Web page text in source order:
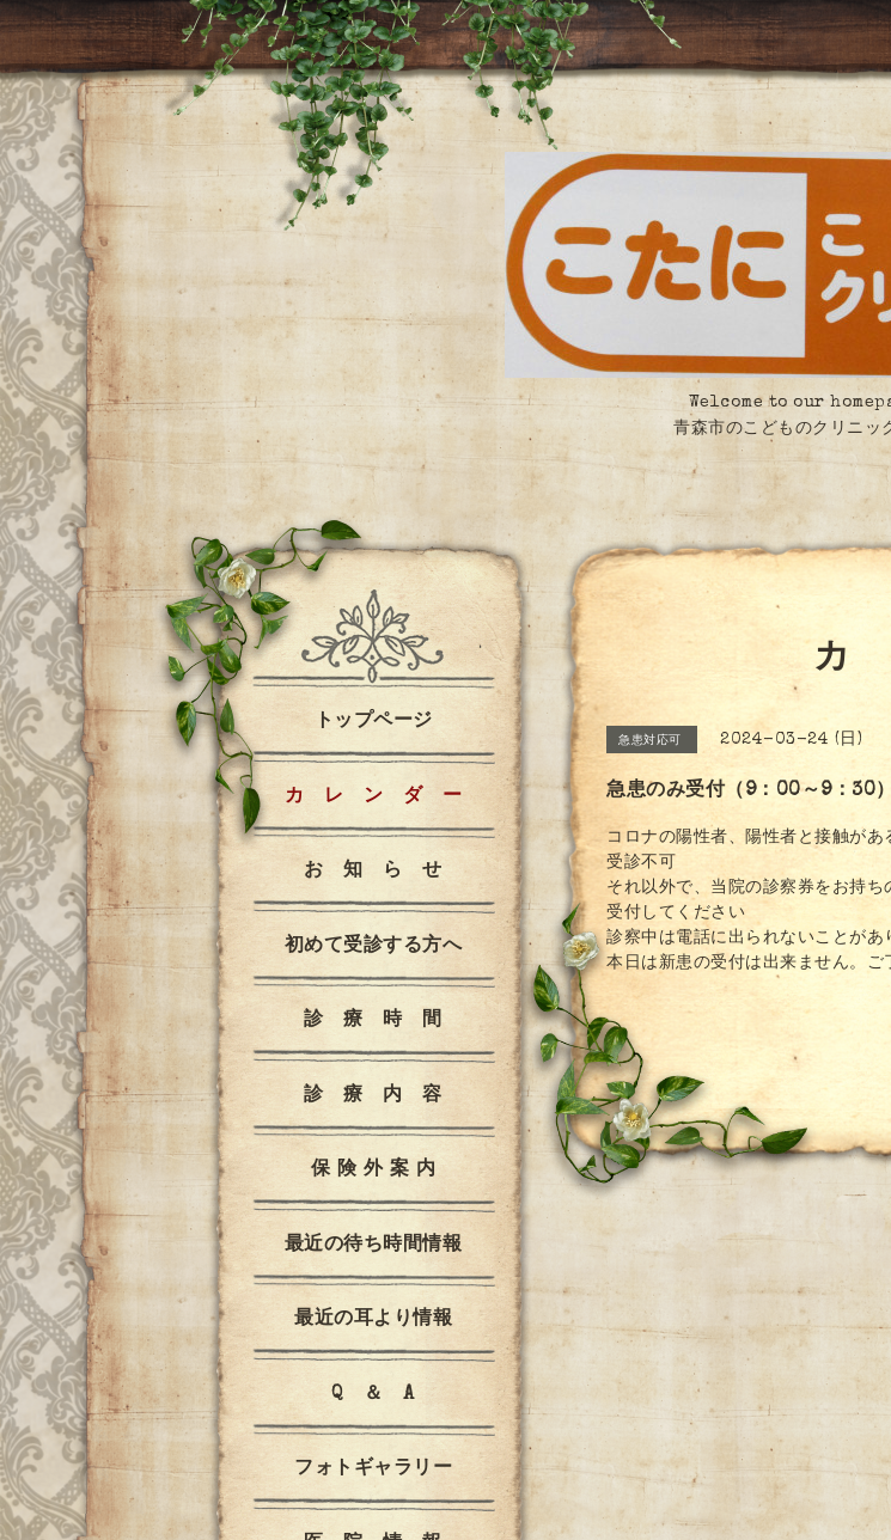
Welcome to our
青森市のこどものクリニッ
カ
急患対応可 2024-03-24 (日)
急患のみ受付（9：00～9：30）
コロナの陽性者、陽性者と接触が
受診不可
それ以外で、当院の診察券をお持
受付してください
診察中は電話に出られないことがあ
本日は新患の受付は出来ません。ご
トップページ
カ レ ン ダ ー
お 知 ら せ
初めて受診する方へ
診 療 時 間
診 療 内 容
保 険 外 案 内
最近の待ち時間情報
最近の耳より情報
Q ＆ A
フォトギャラリー